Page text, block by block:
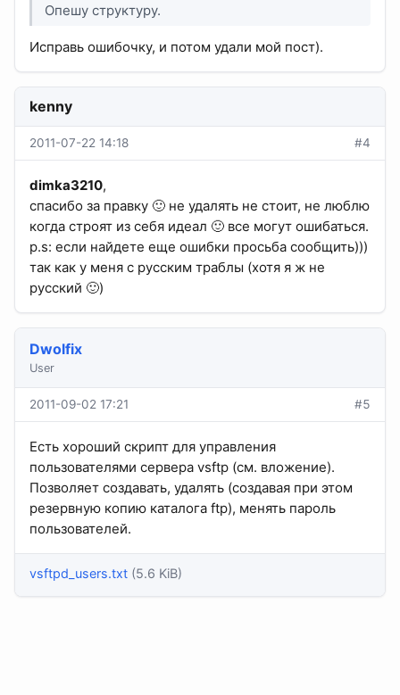
Опешу структуру.
Исправь ошибочку, и потом удали мой пост).
kenny
2011-07-22 14:18 #4
dimka3210,
спасибо за правку 🙂 не удалять не стоит, не люблю
когда строят из себя идеал 🙂 все могут ошибаться.
p.s: если найдете еще ошибки просьба сообщить)))
так как у меня с русским траблы (хотя я ж не
русский 🙂)
Dwolfix
User
2011-09-02 17:21 #5
Есть хороший скрипт для управления
пользователями сервера vsftp (см. вложение).
Позволяет создавать, удалять (создавая при этом
резервную копию каталога ftp), менять пароль
пользователей.
vsftpd_users.txt (5.6 KiB)